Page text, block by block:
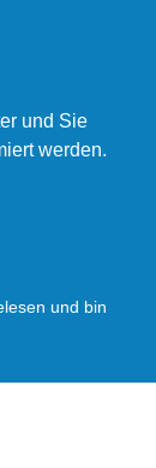
und Sie
werden.
und bin